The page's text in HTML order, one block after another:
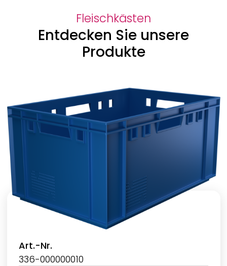
Fleischkästen
Entdecken Sie unsere
Produkte
Art.-Nr.
336-000000010